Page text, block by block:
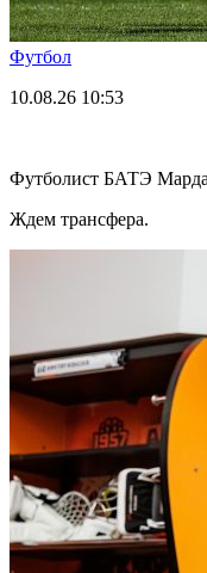
Футбол
10.08.26 10:53
Футболист БАТЭ
Ждем трансфера.